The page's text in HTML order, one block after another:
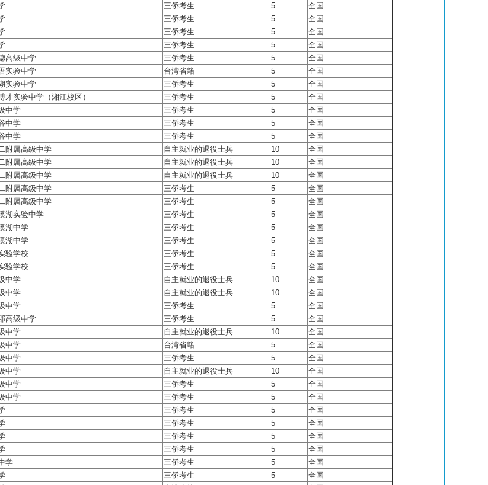
三侨考生 5
全国
三侨考生 5
全国
三侨考生 5
全国
三侨考生 5
全国
高级中学 三侨考生 5
全国
实验中学 台湾省籍 5
全国
实验中学 三侨考生 5
全国
才实验中学（湘江校区） 三侨考生 5
全国
中学 三侨考生 5
全国
中学 三侨考生 5
全国
中学 三侨考生 5
全国
附属高级中学 自主就业的退役士兵 10
全国
附属高级中学 自主就业的退役士兵 10
全国
附属高级中学 自主就业的退役士兵 10
全国
附属高级中学 三侨考生 5
全国
附属高级中学 三侨考生 5
全国
湖实验中学 三侨考生 5
全国
湖中学 三侨考生 5
全国
湖中学 三侨考生 5
全国
验学校 三侨考生 5
全国
验学校 三侨考生 5
全国
中学 自主就业的退役士兵 10
全国
中学 自主就业的退役士兵 10
全国
中学 三侨考生 5
全国
高级中学 三侨考生 5
全国
中学 自主就业的退役士兵 10
全国
中学 台湾省籍 5
全国
中学 三侨考生 5
全国
中学 自主就业的退役士兵 10
全国
中学 三侨考生 5
全国
中学 三侨考生 5
全国
三侨考生 5
全国
三侨考生 5
全国
三侨考生 5
全国
三侨考生 5
全国
学 三侨考生 5
全国
三侨考生 5
全国